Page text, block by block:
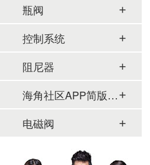
瓶阀
控制系统
阻尼器
海角社区APP简版下载及管件
电磁阀